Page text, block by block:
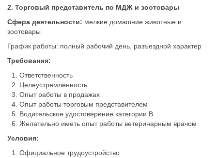
2. Торговый представитель по МДЖ и зоотовары
Сфера деятельности: мелкие домашние животные и
зоотовары
График работы: полный рабочий день, разъездной характер
Требования:
Ответственность
Целеустремленность
Опыт работы в продажах
Опыт работы торговым представителем
Водительское удостоверение категории B
Желательно иметь опыт работы ветеринарным врачом
Условия:
Официальное трудоустройство